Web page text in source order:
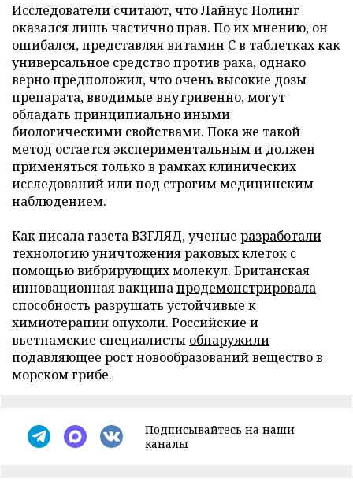
Исследователи считают, что Лайнус Полинг
оказался лишь частично прав. По их мнению, он
ошибался, представляя витамин C в таблетках как
универсальное средство против рака, однако
верно предположил, что очень высокие дозы
препарата, вводимые внутривенно, могут
обладать принципиально иными
биологическими свойствами. Пока же такой
метод остается экспериментальным и должен
применяться только в рамках клинических
исследований или под строгим медицинским
наблюдением.
Как писала газета ВЗГЛЯД, ученые разработали
технологию уничтожения раковых клеток с
помощью вибрирующих молекул. Британская
инновационная вакцинапродемонстрировала
способность разрушать устойчивые к
химиотерапии опухоли. Российские и
вьетнамские специалисты обнаружили
подавляющее рост новообразований вещество в
морском грибе.
Подписывайтесь на наши
каналы